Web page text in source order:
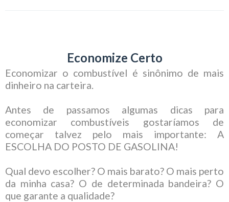
Economize Certo
Economizar o combustível é sinônimo de mais
dinheiro na carteira.
Antes de passamos algumas dicas para
economizar combustíveis gostaríamos de
começar talvez pelo mais importante: A
ESCOLHA DO POSTO DE GASOLINA!
Qual devo escolher? O mais barato? O mais perto
da minha casa? O de determinada bandeira? O
que garante a qualidade?